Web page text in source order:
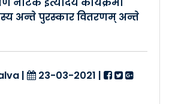
कालापीपल -विकासखंडसम्मेलनम�..
नाटकं इत्यादय कार्यक्रमा
अन्ते पुरस्कार वितरणम् अन्ते
| 23-03-2021 |